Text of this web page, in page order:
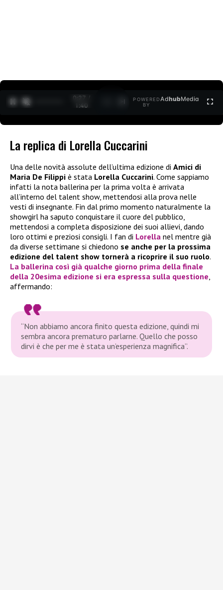
0:27 /
1:40
POWERED
BY
AdhubMedia
La replica di Lorella Cuccarini
Una delle novità assolute dell’ultima edizione di Amici di
Maria De Filippi è stata Lorella Cuccarini. Come sappiamo
infatti la nota ballerina per la prima volta è arrivata
all’interno del talent show, mettendosi alla prova nelle
vesti di insegnante. Fin dal primo momento naturalmente la
showgirl ha saputo conquistare il cuore del pubblico,
mettendosi a completa disposizione dei suoi allievi, dando
loro ottimi e preziosi consigli. I fan di Lorella nel mentre già
da diverse settimane si chiedono se anche per la prossima
edizione del talent show tornerà a ricoprire il suo ruolo.
La ballerina così già qualche giorno prima della finale
della 20esima edizione si era espressa sulla questione,
affermando:
“Non abbiamo ancora finito questa edizione, quindi mi
sembra ancora prematuro parlarne. Quello che posso
dirvi è che per me è stata un’esperienza magnifica”.